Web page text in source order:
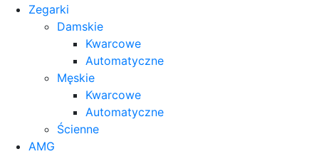
Zegarki
Damskie
Kwarcowe
Automatyczne
Męskie
Kwarcowe
Automatyczne
Ścienne
AMG